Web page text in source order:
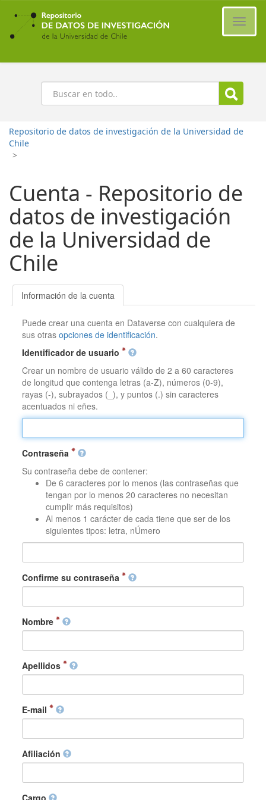
Ir
contenido
principal
Buscar
Repositorio de datos de investigación de la Universidad de
Chile
>
Cuenta - Repositorio de
datos de investigación
de la Universidad de
Chile
Información de la cuenta
Puede crear una cuenta en Dataverse con cualquiera de
sus otrasopciones de identificación.
Identificador de usuario
Crear un nombre de usuario válido de 2 a 60 caracteres
de longitud que contenga letras (a-Z), números (0-9),
rayas (-), subrayados (_), y puntos (.) sin caracteres
acentuados ni eñes.
Contraseña
Su contraseña debe de contener:
De 6 caracteres por lo menos (las contraseñas que
tengan por lo menos 20 caracteres no necesitan
cumplir más requisitos)
Al menos 1 carácter de cada tiene que ser de los
siguientes tipos: letra, nÚmero
Confirme su contraseña
Nombre
Apellidos
E-mail
Afiliación
Cargo